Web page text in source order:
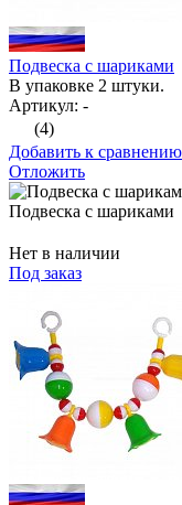
Подвеска с шариками
В упаковке 2 штуки.
Артикул: -
(4)
Добавить к сравнению
Отложить
Подвеска с шариками
Нет в наличии
Под заказ